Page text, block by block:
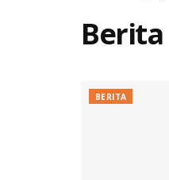
Berita
BERITA